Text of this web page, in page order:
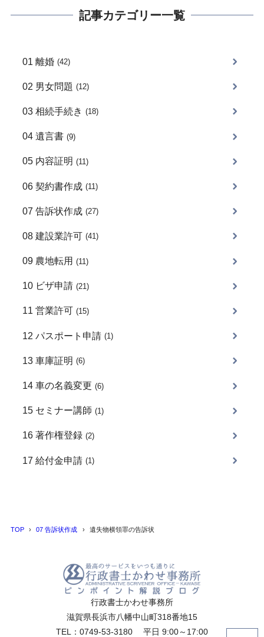
記事カテゴリー一覧
01 離婚 (42)
02 男女問題 (12)
03 相続手続き (18)
04 遺言書 (9)
05 内容証明 (11)
06 契約書作成 (11)
07 告訴状作成 (27)
08 建設業許可 (41)
09 農地転用 (11)
10 ビザ申請 (21)
11 営業許可 (15)
12 パスポート申請 (1)
13 車庫証明 (6)
14 車の名義変更 (6)
15 セミナー講師 (1)
16 著作権登録 (2)
17 給付金申請 (1)
TOP 07 告訴状作成 遺失物横領罪の告訴状
行政書士かわせ事務所
滋賀県長浜市八幡中山町318番地15
TEL：0749-53-3180 平日 9:00～17:00